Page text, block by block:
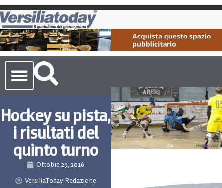
Hockey su pista,
i risultati del
quinto turno
Ottobre 29, 2016
VersiliaToday Redazione